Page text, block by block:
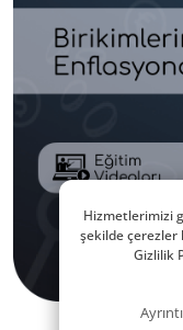
Hizmetlerimizi
şekilde çerezler
Gizlilik